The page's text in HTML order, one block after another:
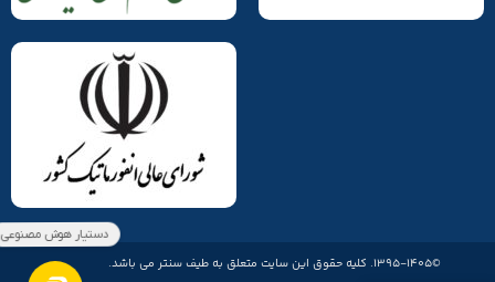
©1395-1405. کلیه حقوق این سایت متعلق به طیف سنتر می باشد.